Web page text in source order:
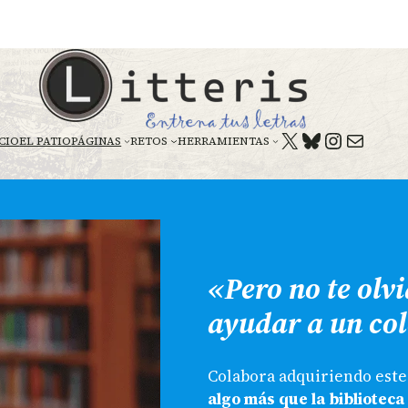
EL PATIOPÁGINAS RETOS HERRAMIENTAS X BLUESKY
CORREO
«Pero no te
ayudar a un
Colabora adquiriendo
algo más que la